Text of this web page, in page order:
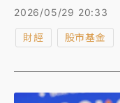
00402A聚焦美國科
市。
2026/05/29 20:33
財經 股市基金